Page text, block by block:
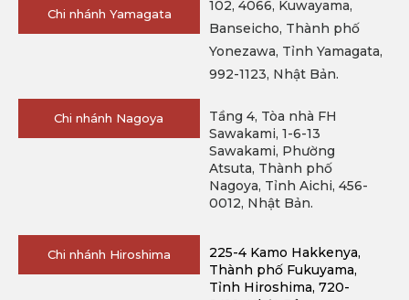
Chi nhánh Yamagata
102, 4066, Kuwayama,
Banseicho, Thành phố
Yonezawa, Tỉnh Yamagata,
992-1123, Nhật Bản.
Chi nhánh Nagoya
Tầng 4, Tòa nhà FH
Sawakami, 1-6-13
Sawakami, Phường
Atsuta, Thành phố
Nagoya, Tỉnh Aichi, 456-
0012, Nhật Bản.
Chi nhánh Hiroshima
225-4 Kamo Hakkenya,
Thành phố Fukuyama,
Tỉnh Hiroshima, 720-